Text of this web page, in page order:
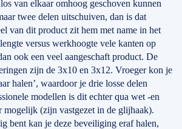
van elkaar omhoog geschoven kunnen
twee delen uitschuiven, dan is dat
van dit product zit hem met name in het
versus werkhoogte vele kanten op
ook een veel aangeschaft product. De
zijn de 3x10 en 3x12. Vroeger kon je
halen’, waardoor je drie losse delen
modellen is dit echter qua wet -en
mogelijk (zijn vastgezet in de glijhaak).
bent kan je deze beveiliging eraf halen,